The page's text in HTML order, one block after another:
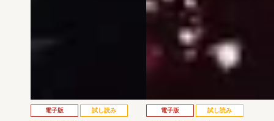
電子版 試し読み 電子版 試し読み